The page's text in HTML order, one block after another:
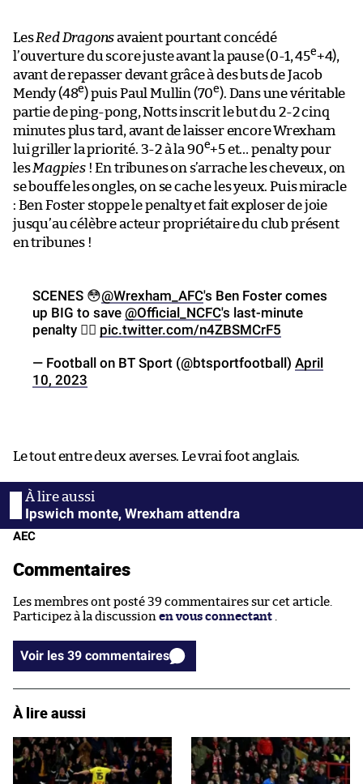
LesRed Dragonsavaient pourtant concédé
l’ouverture du score juste avant la pause (0-1, 45e+4),
avant de repasser devant grâce à des buts de Jacob
Mendy (48e) puis Paul Mullin (70e). Dans une véritable
partie de ping-pong, Notts inscrit le but du 2-2 cinq
minutes plus tard, avant de laisser encore Wrexham
lui griller la priorité. 3-2 à la 90e+5 et… penalty pour
lesMagpies ! En tribunes on s’arrache les cheveux, on
se bouffe les ongles, on se cache les yeux. Puis miracle
: Ben Foster stoppe le penalty et fait exploser de joie
jusqu’au célèbre acteur propriétaire du club présent
en tribunes !
SCENES 😳@Wrexham_AFC's Ben Foster comes
up BIG to save @Official_NCFC's last-minute
penalty 🦸‍♂️ pic.twitter.com/n4ZBSMCrF5
— Football on BT Sport (@btsportfootball) April
10, 2023
Le tout entre deux averses. Le vrai foot anglais.
Ipswich monte, Wrexham attendra
AEC
Commentaires
Les membres ont posté 39 commentaires sur cet article.
Participez à la discussion en vous connectant
Voir les 39 commentaires
À lire aussi